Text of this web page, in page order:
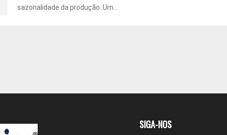
sazonalidade da produção. Um...
SIGA-NOS